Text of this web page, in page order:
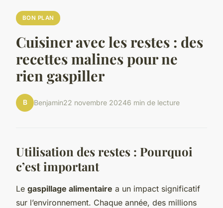
BON PLAN
Cuisiner avec les restes : des
recettes malines pour ne
rien gaspiller
B Benjamin22 novembre 20246 min de lecture
Utilisation des restes : Pourquoi
c’est important
Le gaspillage alimentaire a un impact significatif
sur l’environnement. Chaque année, des millions